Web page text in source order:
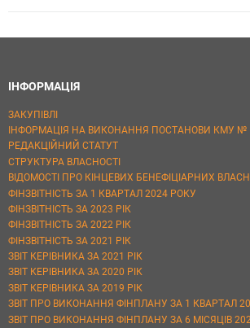
ІНФОРМАЦІЯ
ЗАКУПІВЛІ
ІНФОРМАЦІЯ НА ВИКОНАННЯ ПОСТАНОВИ КМУ №
РЕДАКЦІЙНИЙ СТАТУТ
СТРУКТУРА ВЛАСНОСТІ
ВІДОМОСТІ ПРО КІНЦЕВИХ БЕНЕФІЦІАРНИХ
ФІНЗВІТНІСТЬ ЗА 1 КВАРТАЛ 2024 РОКУ
ФІНЗВІТНІСТЬ ЗА 2023 РІК
ФІНЗВІТНІСТЬ ЗА 2022 РІК
ФІНЗВІТНІСТЬ ЗА 2021 РІК
ЗВІТ КЕРІВНИКА ЗА 2021 РІК
ЗВІТ КЕРІВНИКА ЗА 2020 РІК
ЗВІТ КЕРІВНИКА ЗА 2019 РІК
ЗВІТ ПРО ВИКОНАННЯ ФІНПЛАНУ ЗА 1 КВАРТАЛ
ЗВІТ ПРО ВИКОНАННЯ ФІНПЛАНУ ЗА 6 МІСЯЦІВ